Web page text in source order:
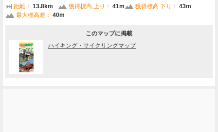
距離： 13.8km 獲得標高 上り： 41m 獲得標高 下り： 43m
最大標高差： 40m
このマップに掲載
ハイキング・サイクリングマップ